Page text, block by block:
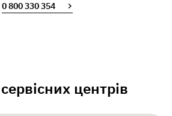
0 800 330 354
центрів